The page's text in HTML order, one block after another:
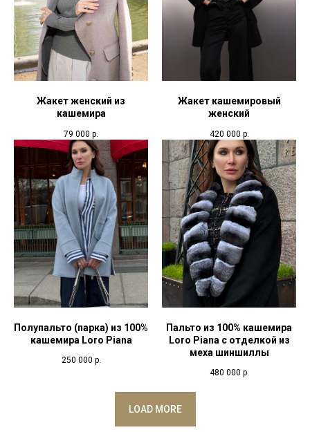
Жакет женский из
кашемира
79 000 р.
Жакет кашемировый
женский
420 000 р.
Полупальто (парка) из 100%
кашемира Loro Piana
250 000 р.
Пальто из 100% кашемира
Loro Piana c отделкой из
меха шиншиллы
480 000 р.
LOAD MORE